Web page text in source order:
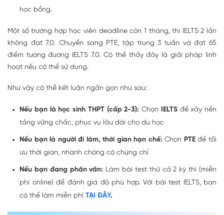
học bổng.
Một số trường hợp học viên deadline còn 1 tháng, thi IELTS 2 lần
không đạt 7.0. Chuyển sang PTE, tập trung 3 tuần và đạt 65
điểm tương đương IELTS 7.0. Có thể thấy đây là giải pháp linh
hoạt nếu có thể sử dụng.
Như vậy có thể kết luận ngắn gọn như sau:
Nếu bạn là học sinh THPT (cấp 2-3): Chọn IELTSđể xây nền
tảng vững chắc, phục vụ lâu dài cho du học
Nếu bạn là người đi làm, thời gian hạn chế: Chọn PTEđể tối
ưu thời gian, nhanh chóng có chứng chỉ
Nếu bạn đang phân vân: Làm bài test thử cả 2 kỳ thi (miễn
phí online) để đánh giá độ phù hợp. Với bài test IELTS, bạn
có thể làm miễn phí TẠI ĐÂY.